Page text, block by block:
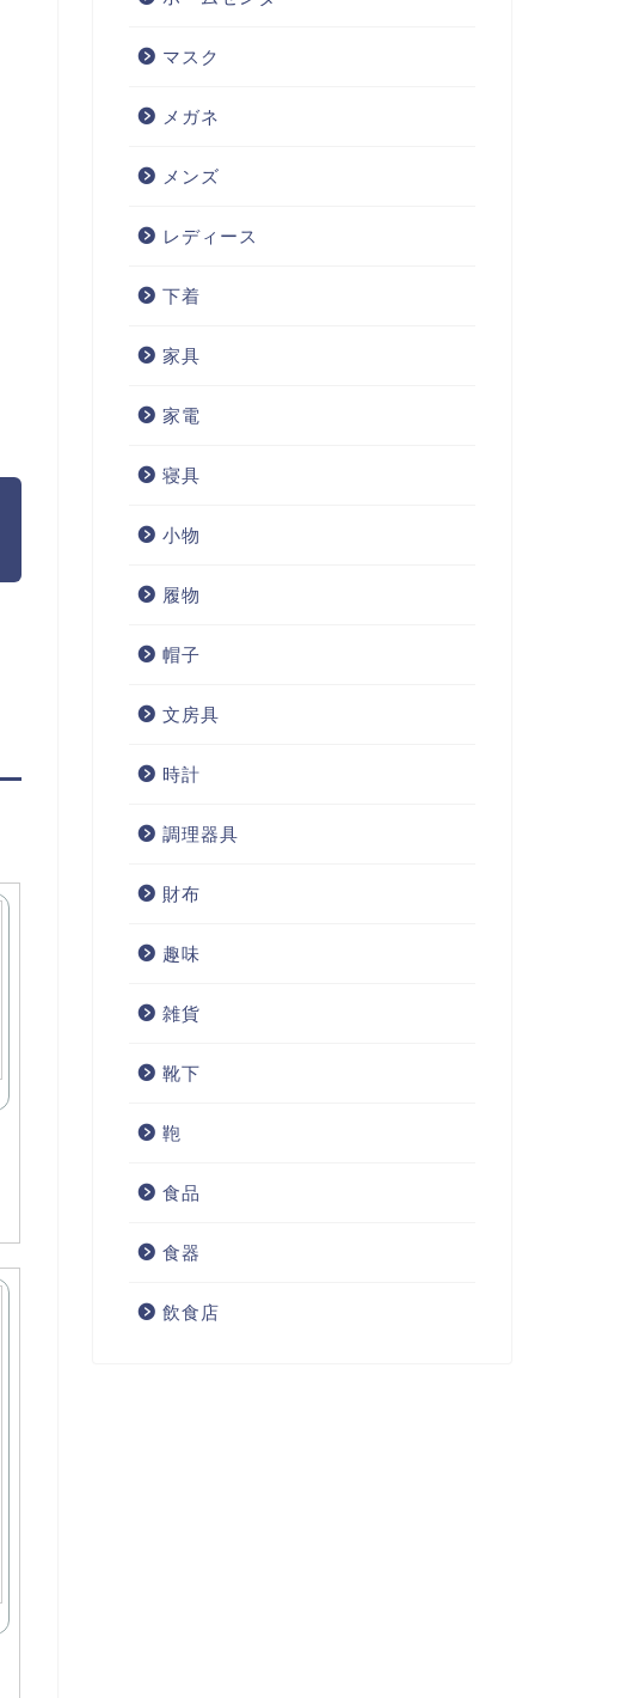
マスク
メガネ
メンズ
レディース
下着
家具
家電
寝具
小物
履物
帽子
文房具
時計
調理器具
財布
趣味
雑貨
靴下
鞄
食品
食器
飲食店